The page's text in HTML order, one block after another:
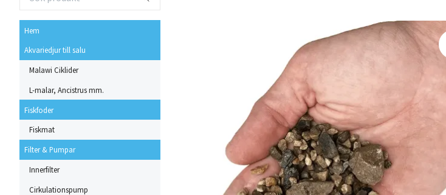
Hem
Akvariedjur till salu
Malawi Ciklider
L-malar, Ancistrus mm.
Fiskfoder
Fiskmat
Filter & Pumpar
Innerfilter
Cirkulationspump